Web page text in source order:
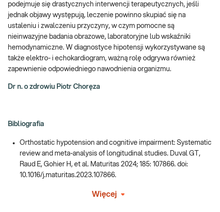
podejmuje się drastycznych interwencji terapeutycznych, jeśli
jednak objawy występują, leczenie powinno skupiać się na
ustaleniu i zwalczeniu przyczyny, w czym pomocne są
nieinwazyjne badania obrazowe, laboratoryjne lub wskaźniki
hemodynamiczne. W diagnostyce hipotensji wykorzystywane są
także elektro- i echokardiogram, ważną rolę odgrywa również
zapewnienie odpowiedniego nawodnienia organizmu.
Dr n. o zdrowiu Piotr Choręza
Bibliografia
Orthostatic hypotension and cognitive impairment: Systematic
review and meta-analysis of longitudinal studies. Duval GT,
Raud E, Gohier H, et al. Maturitas 2024; 185: 107866. doi:
10.1016/j.maturitas.2023.107866.
Więcej